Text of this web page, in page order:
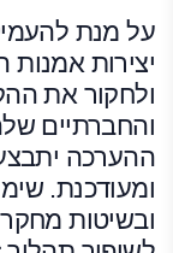
על מנת
יצירות אמנות
ולחקור את
והחברתיים
ההערכה
ומעודכנת.
ובשיטות